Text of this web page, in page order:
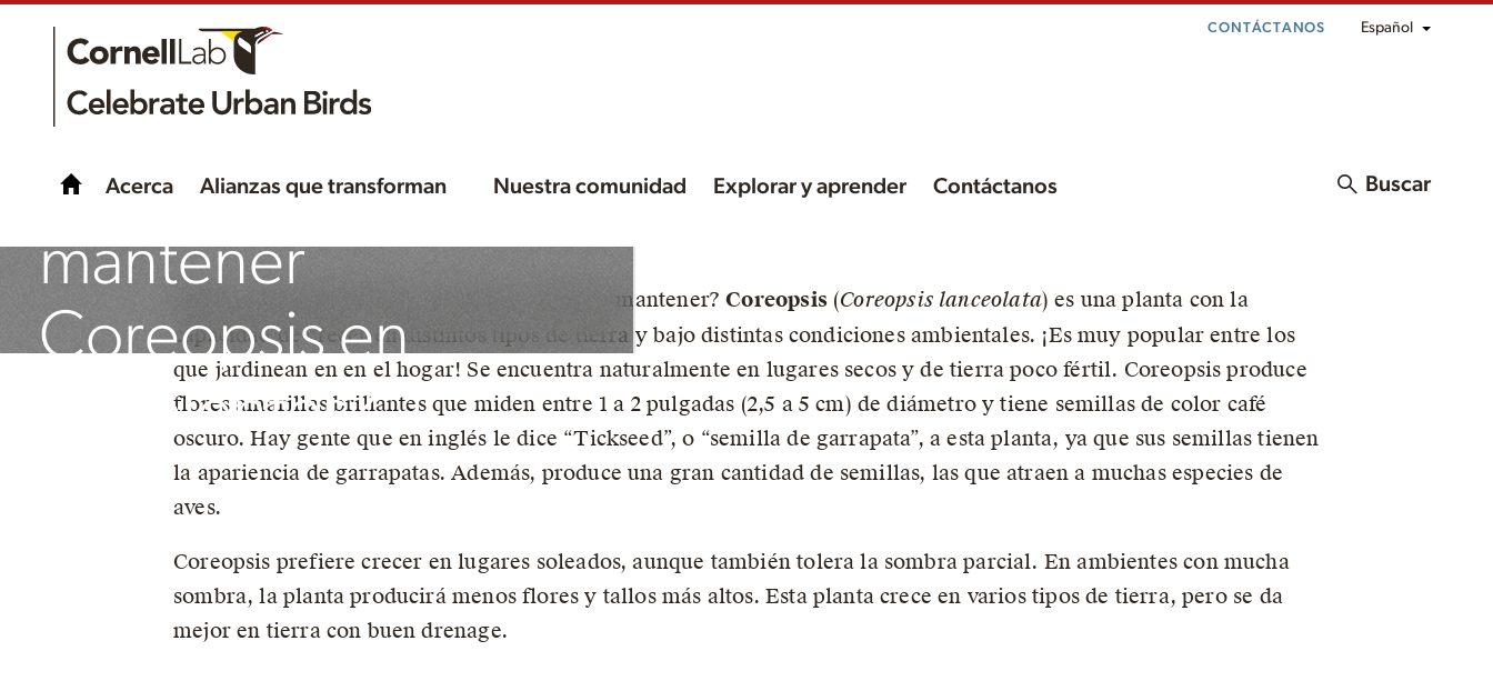
CONTÁCTANOS Español
Acerca Alianzas que transforman Nuestra comunidad Explorar y aprender Contáctanos Buscar
¿Cómo plantar y
mantener
Coreopsis en
recipientes?
¿Buscas una planta bella, tolerante y fácil de mantener?Coreopsis (Coreopsis lanceolata) es una planta con la
capacidad de crecer en distintos tipos de tierra y bajo distintas condiciones ambientales. ¡Es muy popular entre los
que jardinean en en el hogar! Se encuentra naturalmente en lugares secos y de tierra poco fértil. Coreopsis produce
flores amarillas brillantes que miden entre 1 a 2 pulgadas (2,5 a 5 cm) de diámetro y tiene semillas de color café
oscuro. Hay gente que en inglés le dice “Tickseed”, o “semilla de garrapata”, a esta planta, ya que sus semillas tienen
la apariencia de garrapatas. Además, produce una gran cantidad de semillas, las que atraen a muchas especies de
aves.
Coreopsis prefiere crecer en lugares soleados, aunque también tolera la sombra parcial. En ambientes con mucha
sombra, la planta producirá menos flores y tallos más altos. Esta planta crece en varios tipos de tierra, pero se da
mejor en tierra con buen drenage.